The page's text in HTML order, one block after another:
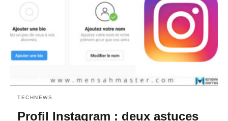
TECHNEWS
Profil Instagram : deux astuces